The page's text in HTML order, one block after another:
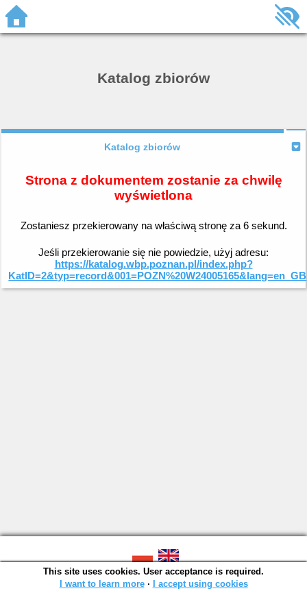
Katalog zbiorów
Katalog zbiorów
Strona z dokumentem zostanie za chwilę
wyświetlona
Zostaniesz przekierowany na właściwą stronę za 6sekund.
Jeśli przekierowanie się nie powiedzie, użyj adresu:
https://katalog.wbp.poznan.pl/index.php?
KatID=2&typ=record&001=POZN%20W24005165&lang=en_GB
SOWA OPAC v. 6.11.10 (2026-07-24)
Generated in 0,0012 s.
This site uses cookies. User acceptance is required.
I want to learn more∙ I accept using cookies